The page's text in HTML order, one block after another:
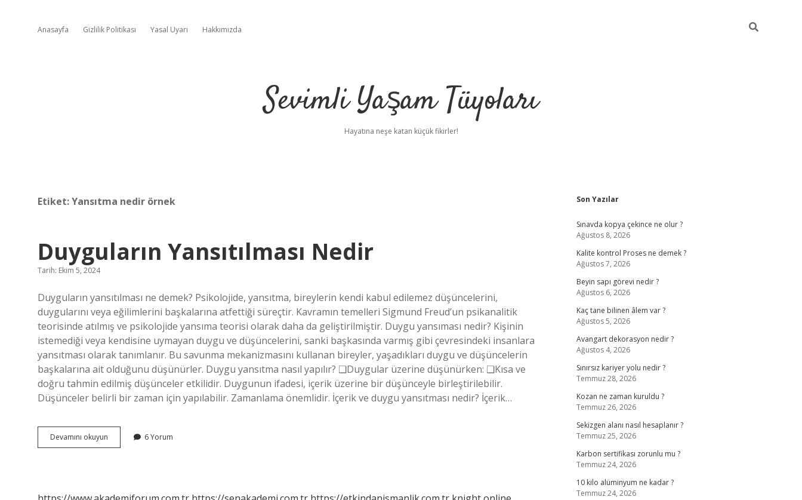
Anasayfa Gizlilik Politikası Yasal Uyarı Hakkımızda
Sevimli Yaşam Tüyoları
Hayatına neşe katan küçük fikirler!
Etiket:Yansıtma nedir örnek
Duyguların Yansıtılması Nedir
Tarih: Ekim 5, 2024
Duyguların yansıtılması ne demek? Psikolojide, yansıtma, bireylerin kendi kabul edilemez düşüncelerini,
duygularını veya eğilimlerini başkalarına atfettiği süreçtir. Kavramın temelleri Sigmund Freud’un psikanalitik
teorisinde atılmış ve psikolojide yansıma teorisi olarak daha da geliştirilmiştir. Duygu yansıması nedir? Kişinin
istemediği veya kendisine uymayan duygu ve düşüncelerini, sanki başkasında varmış gibi çevresindeki insanlara
yansıtması olarak tanımlanır. Bu savunma mekanizmasını kullanan bireyler, yaşadıkları duygu ve düşüncelerin
başkalarına ait olduğunu düşünürler. Duygu yansıtma nasıl yapılır? ❑Duygular üzerine düşünürken: ❑Kısa ve
doğru tahmin edilmiş düşünceler etkilidir. Duygunun ifadesi, içerik üzerine bir düşünceyle birleştirilebilir.
Düşünceler belirli bir zaman için yapılabilir. Zamanlama önemlidir. İçerik ve duygu yansıtması nedir? İçerik…
Devamını okuyun Duyguların
Yansıtılması
6 Yorum
Sidebar
Son Yazılar
Sınavda kopya çekince ne olur ?
Ağustos 8, 2026
Kalite kontrol Proses ne demek ?
Ağustos 7, 2026
Beyin sapı görevi nedir ?
Ağustos 6, 2026
Kaç tane bilinen âlem var ?
Ağustos 5, 2026
Avangart dekorasyon nedir ?
Ağustos 4, 2026
Sınırsız kariyer yolu nedir ?
Temmuz 28, 2026
Kozan ne zaman kuruldu ?
Temmuz 26, 2026
Sekizgen alanı nasıl hesaplanır ?
Temmuz 25, 2026
Karbon sertifikası zorunlu mu ?
Temmuz 24, 2026
10 kilo alüminyum ne kadar ?
Temmuz 24, 2026